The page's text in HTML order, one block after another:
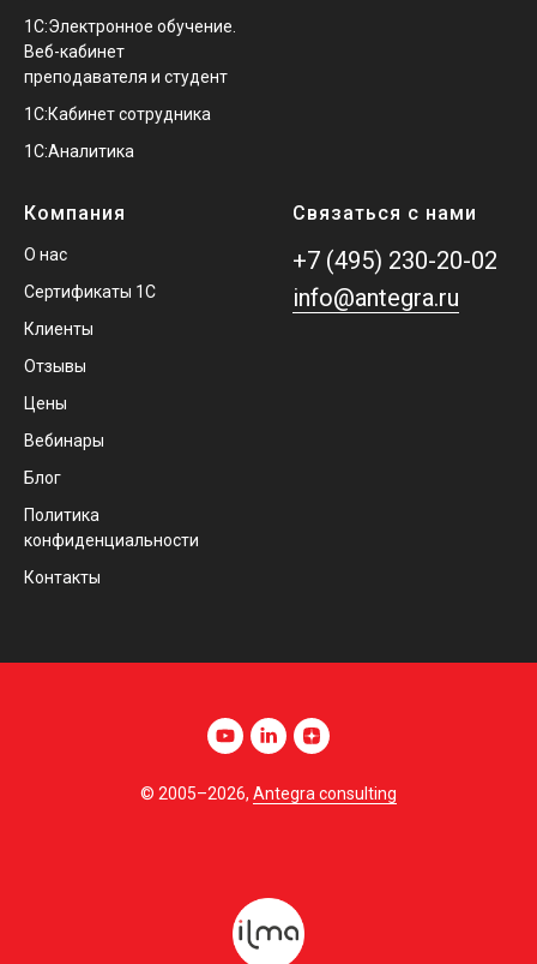
1С:Электронное обучение.
Веб-кабинет
преподавателя и студент
1С:Кабинет сотрудника
1С:Аналитика
Компания
О нас
Сертификаты 1С
Клиенты
Отзывы
Цены
Вебинары
Блог
Политика
конфиденциальности
Контакты
Связаться с нами
+7 (495) 230-20-02
info@antegra.ru
© 2005–2026, Antegra consulting